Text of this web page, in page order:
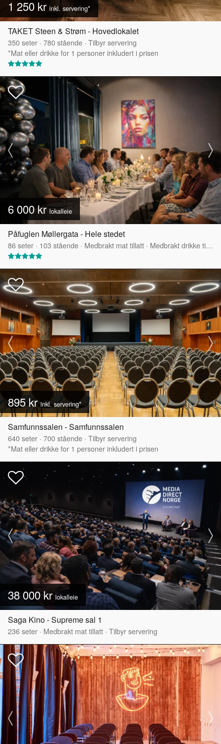
1 250 kr inkl. servering*
TAKET Steen & Strøm - Hovedlokalet
350seter · 780stående · Tilbyr servering
*Mat eller drikke for 1 personer inkludert i prisen
6 000 kr lokalleie
Påfuglen Møllergata - Hele stedet
86seter · 103 stående · Medbrakt mat tillatt · Medbrakt drikke tillatt
895 krinkl. servering*
Samfunnssalen - Samfunnssalen
640seter · 700stående · Tilbyr servering
*Mat eller drikke for 1 personer inkludert i prisen
38 000 kr lokalleie
Saga Kino - Supreme sal 1
236seter · Medbrakt mat tillatt · Tilbyr servering